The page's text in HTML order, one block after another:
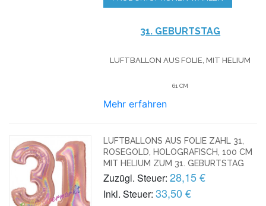
31. GEBURTSTAG
LUFTBALLON AUS FOLIE, MIT HELIUM
61 CM
Mehr erfahren
LUFTBALLONS AUS FOLIE ZAHL 31,
ROSEGOLD, HOLOGRAFISCH, 100 CM
MIT HELIUM ZUM 31. GEBURTSTAG
Zuzügl. Steuer: 28,15 €
Inkl. Steuer: 33,50 €